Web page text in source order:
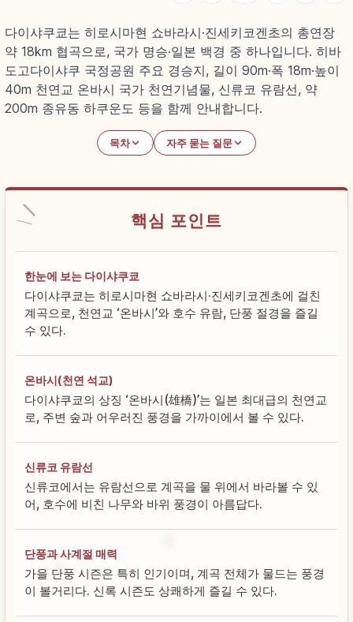
다이샤쿠쿄는 히로시마현 쇼바라시·진세키코겐초의 총연장
약 18km 협곡으로, 국가 명승·일본 백경 중 하나입니다. 히바
도고다이샤쿠 국정공원 주요 경승지, 길이 90m·폭 18m·높이
40m 천연교 온바시 국가 천연기념물, 신류코 유람선, 약
200m 종유동 하쿠운도 등을 함께 안내합니다.
목차 자주 묻는 질문
핵심 포인트
한눈에 보는 다이샤쿠쿄
다이샤쿠쿄는 히로시마현 쇼바라시·진세키코겐초에 걸친
계곡으로, 천연교 ‘온바시’와 호수 유람, 단풍 절경을 즐길
수 있다.
온바시(천연 석교)
다이샤쿠쿄의 상징 ‘온바시(雄橋)’는 일본 최대급의 천연교
로, 주변 숲과 어우러진 풍경을 가까이에서 볼 수 있다.
신류코 유람선
신류코에서는 유람선으로 계곡을 물 위에서 바라볼 수 있
어, 호수에 비친 나무와 바위 풍경이 아름답다.
단풍과 사계절 매력
가을 단풍 시즌은 특히 인기이며, 계곡 전체가 물드는 풍경
이 볼거리다. 신록 시즌도 상쾌하게 즐길 수 있다.